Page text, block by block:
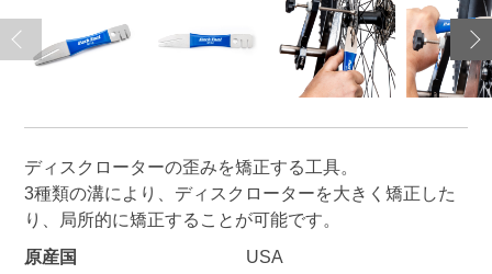
ディスクローターの歪みを矯正する工具。
3種類の溝により、ディスクローターを大きく矯正した
り、局所的に矯正することが可能です。
原産国
USA